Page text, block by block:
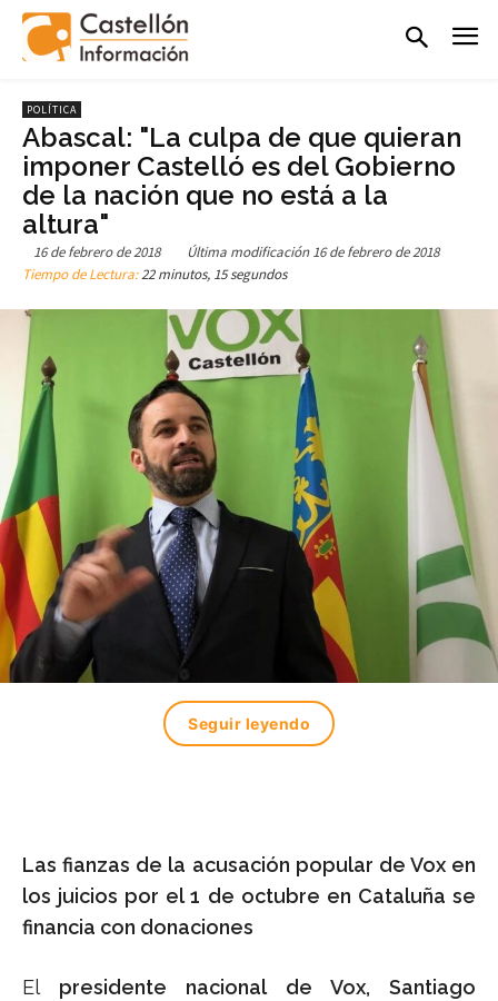
POLÍTICA
Abascal: "La culpa de que quieran
imponer Castelló es del Gobierno
de la nación que no está a la
altura"
16 de febrero de 2018 Última modificación 16 de febrero de 2018
Tiempo de Lectura:22 minutos, 15 segundos
Seguir leyendo
Las fianzas de la acusación popular de Vox en
los juicios por el 1 de octubre en Cataluña se
financia con donaciones
El presidente nacional de Vox, Santiago